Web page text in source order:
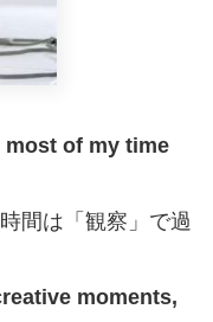
of my time
間は「観察」で過
moments,